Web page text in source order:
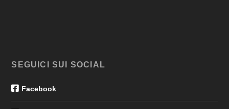
SEGUICI SUI SOCIAL
Facebook